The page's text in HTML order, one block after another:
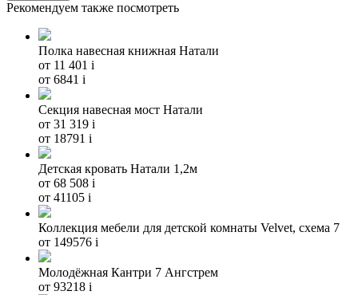
Рекомендуем также посмотреть
Полка навесная книжная Натали
от 11 401 i
от 6841 i
Секция навесная мост Натали
от 31 319 i
от 18791 i
Детская кровать Натали 1,2м
от 68 508 i
от 41105 i
Коллекция мебели для детской комнаты Velvet, схема 7
от 149576 i
Молодёжная Кантри 7 Ангстрем
от 93218 i